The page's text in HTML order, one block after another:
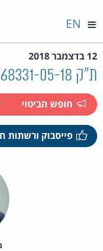
EN
12 בדצמבר 2018
ת"ק 68331-05-18 שרון נ' שדה
חופש הביטוי
פייסבוק ורשתות